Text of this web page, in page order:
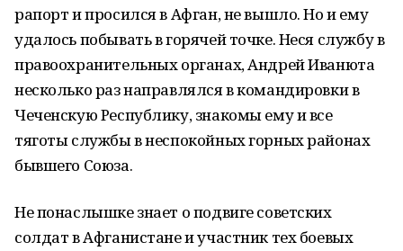
рапорт и просился в Афган, не вышло. Но и ему
удалось побывать в горячей точке. Неся службу в
правоохранительных органах, Андрей Иванюта
несколько раз направлялся в командировки в
Чеченскую Республику, знакомы ему и все
тяготы службы в неспокойных горных районах
бывшего Союза.
Не понаслышке знает о подвиге советских
солдат в Афганистане и участник тех боевых